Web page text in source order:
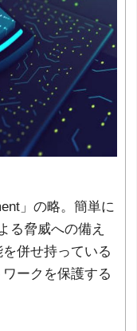
」の略。簡単に
る脅威への備え
併せ持っている
ークを保護する